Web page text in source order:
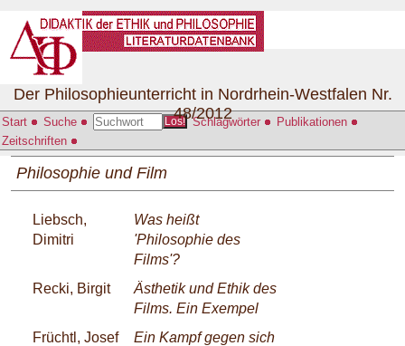
Start Suche Los! Schlagwörter
Publikationen
Zeitschriften
Der Philosophieunterricht in Nordrhein-Westfalen Nr.
48/2012
Philosophie und Film
Liebsch,
Dimitri
Was heißt
'Philosophie des
Films'?
Recki, Birgit
Ästhetik und Ethik des
Films. Ein Exempel
Früchtl, Josef
Ein Kampf gegen sich